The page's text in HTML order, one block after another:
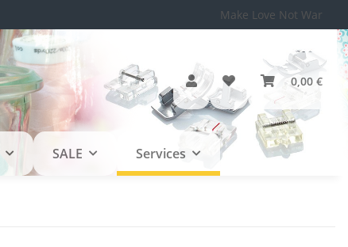
Make Love Not War
0,00 €
SALE Services